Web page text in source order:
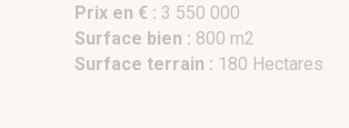
Prix en € : 3 550 000
Surface bien : 800 m2
Surface terrain : 180 Hectares